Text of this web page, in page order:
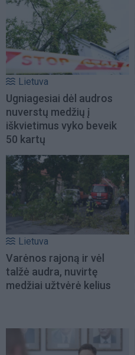
Lietuva
Ugniagesiai dėl audros
nuverstų medžių į
iškvietimus vyko beveik
50 kartų
Lietuva
Varėnos rajoną ir vėl
talžė audra, nuvirtę
medžiai užtvėrė kelius